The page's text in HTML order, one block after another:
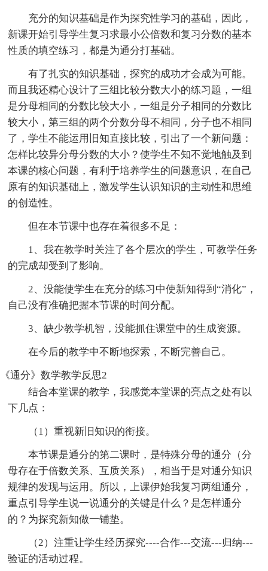
充分的知识基础是作为探究性学习的基础，因此，
新课开始引导学生复习求最小公倍数和复习分数的基本
性质的填空练习，都是为通分打基础。
有了扎实的知识基础，探究的成功才会成为可能。
而且我还精心设计了三组比较分数大小的练习题，一组
是分母相同的分数比较大小，一组是分子相同的分数比
较大小，第三组的两个分数分母不相同，分子也不相同
了，学生不能运用旧知直接比较，引出了一个新问题：
怎样比较异分母分数的大小？使学生不知不觉地触及到
本课的核心问题，有利于培养学生的问题意识，在自己
原有的知识基础上，激发学生认识知识的主动性和思维
的创造性。
但在本节课中也存在着很多不足：
1、我在教学时关注了各个层次的学生，可教学任务
的完成却受到了影响。
2、没能使学生在充分的练习中使新知得到“消化”，
自己没有准确把握本节课的时间分配。
3、缺少教学机智，没能抓住课堂中的生成资源。
在今后的教学中不断地探索，不断完善自己。
《通分》数学教学反思2
结合本堂课的教学，我感觉本堂课的亮点之处有以
下几点：
（1）重视新旧知识的衔接。
本节课是通分的第二课时，是特殊分母的通分（分
母存在于倍数关系、互质关系），相当于是对通分知识
规律的发现与运用。所以，上课伊始我复习两组通分，
重点引导学生说一说通分的关键是什么？是怎样通分
的？为探究新知做一铺垫。
（2）注重让学生经历探究----合作---交流---归纳---
验证的活动过程。